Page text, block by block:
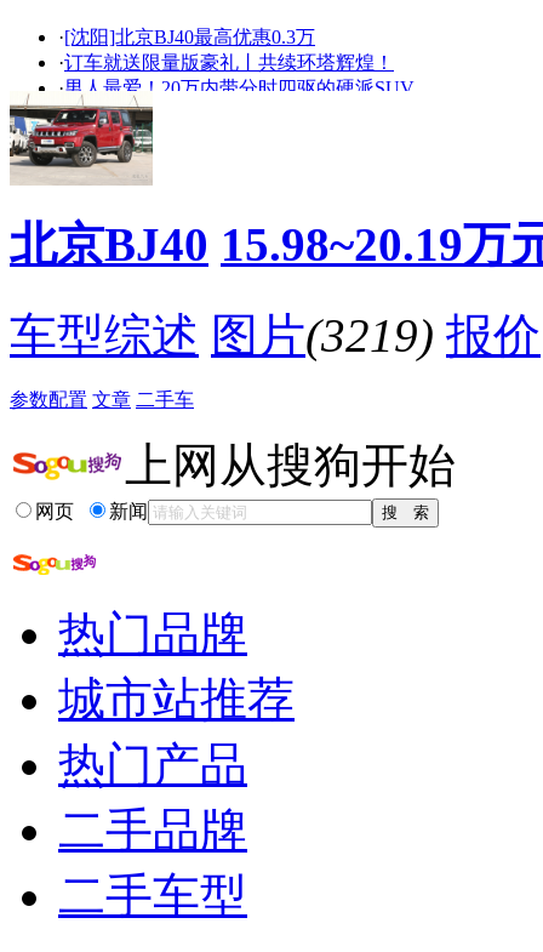
看赛车宝贝争奇斗
艳
车模美腿爆乳无惧
走光
·[沈阳]北京BJ40最高优惠0.3万
·订车就送限量版豪礼丨共续环塔辉煌！
·男人最爱！20万内带分时四驱的硬派SUV
·王者光辉 笑傲环塔丨北京汽车越野世家荣耀之路
·30万内这些SUV车型 最不适合家用！
·知难而进方好汉丨峡谷?石头山?好汉坡征服之旅
·无兄弟不越野，老掌沟见情义丨北京(BJ)40车友出行
老掌沟翻车，BJ40越野到底行不行？
每月都有大动作 “越野世家”北京汽车意欲何为？
·北京汽车越野世家火爆两大车展
降价促销
北京BJ40 15.98~20.19万
车型综述 图片(3219) 报价
参数配置 文章 二手车
上网从搜狗开始
网页 新闻
热门品牌
城市站推荐
热门产品
二手品牌
二手车型